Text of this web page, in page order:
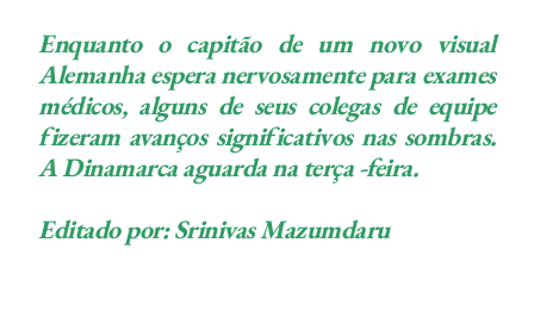
Enquanto o capitão de um novo visual
Alemanha espera nervosamente para exames
médicos, alguns de seus colegas de equipe
fizeram avanços significativos nas sombras.
A Dinamarca aguarda na terça -feira.
Editado por: Srinivas Mazumdaru